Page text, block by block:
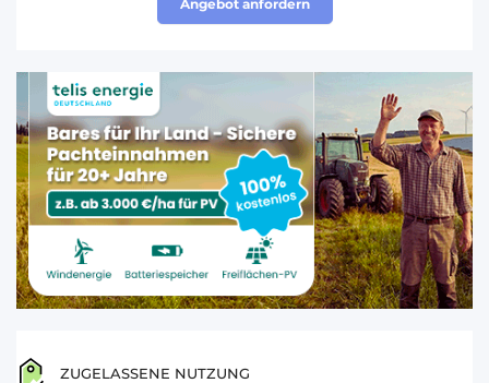
Angebot anfordern
ZUGELASSENE NUTZUNG